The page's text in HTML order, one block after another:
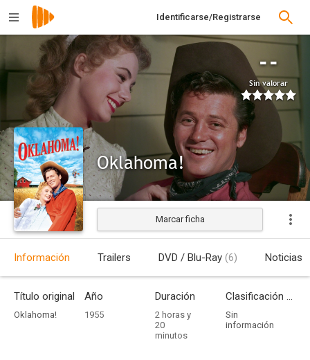
Identificarse/Registrarse
--
Sin valorar
Oklahoma!
Estrenada
Marcar ficha
Información Trailers DVD / Blu-Ray (6) Noticias
Título original
Oklahoma!
Año
1955
Duración
2 horas y
20
minutos
Clasificación por edades
Sin
información